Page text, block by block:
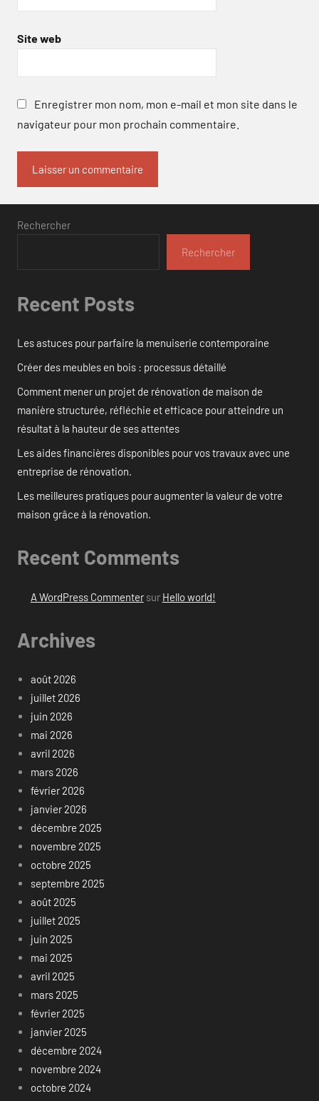
Site web
Enregistrer mon nom, mon e-mail et mon site dans le
navigateur pour mon prochain commentaire.
Rechercher
Rechercher
Recent Posts
Les astuces pour parfaire la menuiserie contemporaine
Créer des meubles en bois : processus détaillé
Comment mener un projet de rénovation de maison de
manière structurée, réfléchie et efficace pour atteindre un
résultat à la hauteur de ses attentes
Les aides financières disponibles pour vos travaux avec une
entreprise de rénovation.
Les meilleures pratiques pour augmenter la valeur de votre
maison grâce à la rénovation.
Recent Comments
A WordPress Commentersur Hello world!
Archives
août 2026
juillet 2026
juin 2026
mai 2026
avril 2026
mars 2026
février 2026
janvier 2026
décembre 2025
novembre 2025
octobre 2025
septembre 2025
août 2025
juillet 2025
juin 2025
mai 2025
avril 2025
mars 2025
février 2025
janvier 2025
décembre 2024
novembre 2024
octobre 2024